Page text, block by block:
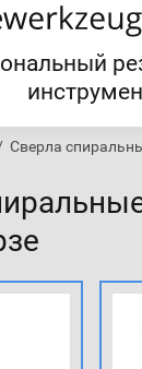
/  Сверла